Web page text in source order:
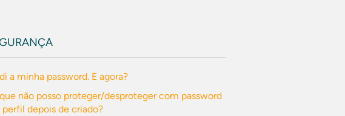
a minha password. E agora?
não posso proteger/desproteger com password
perfil depois de criado?